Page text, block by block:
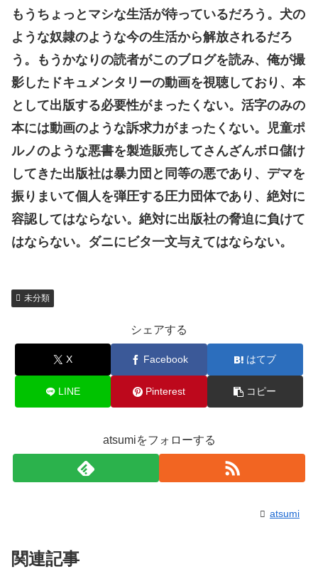
もうちょっとマシな生活が待っているだろう。犬の
ような奴隷のような今の生活から解放されるだろ
う。もうかなりの読者がこのブログを読み、俺が撮
影したドキュメンタリーの動画を視聴しており、本
として出版する必要性がまったくない。活字のみの
本には動画のような訴求力がまったくない。児童ポ
ルノのような悪書を製造販売してさんざんボロ儲け
してきた出版社は暴力団と同等の悪であり、デマを
振りまいて個人を弾圧する圧力団体であり、絶対に
容認してはならない。絶対に出版社の脅迫に負けて
はならない。ダニにビタ一文与えてはならない。
未分類
シェアする
X Facebook はてブ
LINE Pinterest コピー
atsumiをフォローする
atsumi
関連記事